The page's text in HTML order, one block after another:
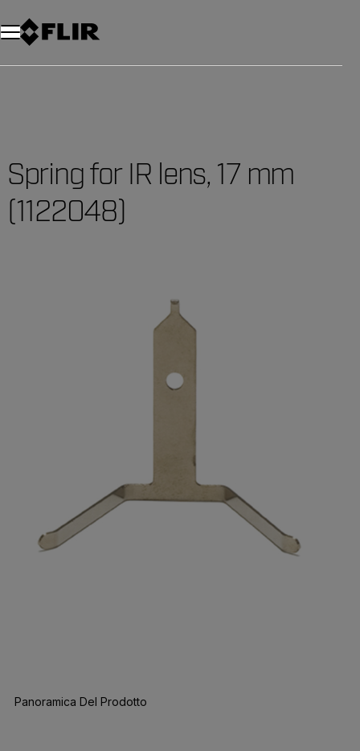
Unread messages
Modello
Rimuovi
articoli
articolo
Aggiungi al carrello
Aggiunto al carrello
Spring for IR lens, 17 mm
(1122048)
Panoramica Del Prodotto